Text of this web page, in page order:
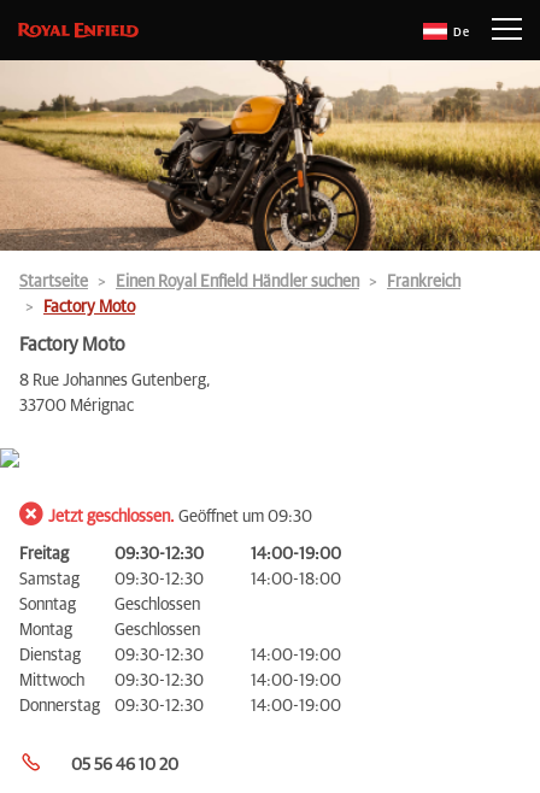
De
Startseite Einen Royal Enfield Händler suchen
Frankreich
Factory Moto
Factory Moto
8 Rue Johannes Gutenberg,
33700 Mérignac
Jetzt geschlossen. Geöffnet um 09:30
Freitag 09:30-12:30
14:00-19:00
Samstag
09:30-12:30
14:00-18:00
Sonntag
Geschlossen
Montag
Geschlossen
Dienstag
09:30-12:30
14:00-19:00
Mittwoch
09:30-12:30
14:00-19:00
Donnerstag
09:30-12:30 14:00-19:00
05 56 46 10 20